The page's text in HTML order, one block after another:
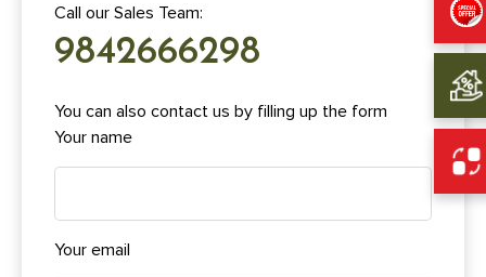
Call our Sales Team:
9842666298
You can also contact us by filling up the form
Your name
Your email